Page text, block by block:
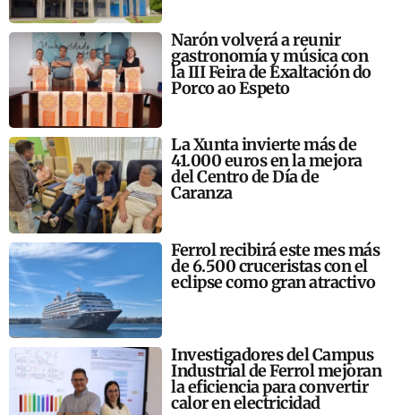
Narón volverá a reunir
gastronomía y música con
la III Feira de Exaltación do
Porco ao Espeto
La Xunta invierte más de
41.000 euros en la mejora
del Centro de Día de
Caranza
Ferrol recibirá este mes más
de 6.500 cruceristas con el
eclipse como gran atractivo
Investigadores del Campus
Industrial de Ferrol mejoran
la eficiencia para convertir
calor en electricidad